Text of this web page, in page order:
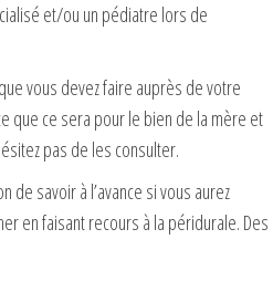
et/ou un pédiatre lors de
vous devez faire auprès de votre
que ce sera pour le bien de la mère et
pas de les consulter.
savoir à l’avance si vous aurez
en faisant recours à la péridurale. Des